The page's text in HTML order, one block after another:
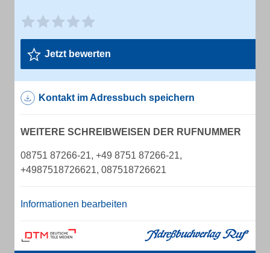
Jetzt bewerten
Kontakt im Adressbuch speichern
WEITERE SCHREIBWEISEN DER RUFNUMMER
08751 87266-21, +49 8751 87266-21,
+4987518726621, 087518726621
Informationen bearbeiten